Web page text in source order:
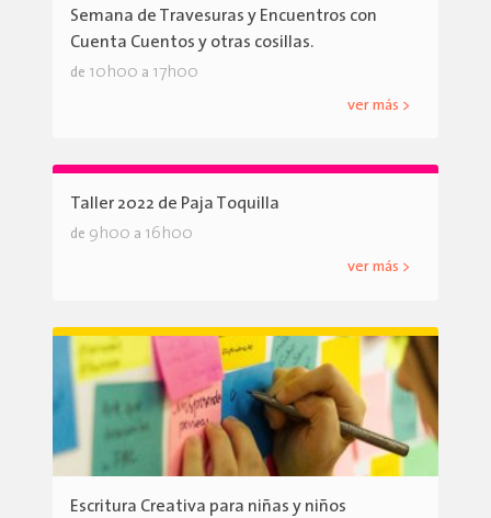
Semana de Travesuras y Encuentros con
Cuenta Cuentos y otras cosillas.
de 10h00 a 17h00
ver más >
Taller 2022 de Paja Toquilla
de 9h00 a 16h00
ver más >
Escritura Creativa para niñas y niños